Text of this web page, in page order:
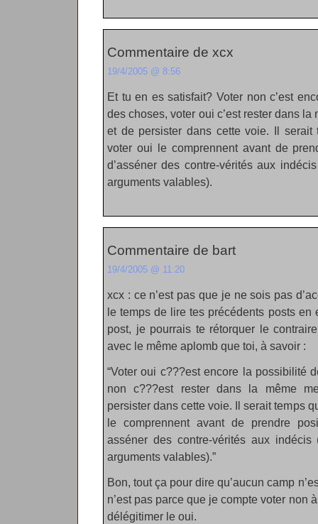
Commentaire de xcx
19/4/2005 @ 8:56
Et tu en es satisfait? Voter non c’est
des choses, voter oui c’est rester dans
et de persister dans cette voie. Il
voter oui le comprennent avant de
d’asséner des contre-vérités aux
arguments valables).
Commentaire de bart
19/4/2005 @ 11:20
xcx : ce n’est pas que je ne sois pas
le temps de lire tes précédents posts en
post, je pourrais te rétorquer le
avec le même aplomb que toi, à savoir :
“Voter oui c???est encore la possibilité
non c???est rester dans la même
persister dans cette voie. Il serait temps
le comprennent avant de prendre
asséner des contre-vérités aux
arguments valables).”
Bon, tout ça pour dire qu’aucun camp
n’est pas parce que je compte voter non
délégitimer le oui.